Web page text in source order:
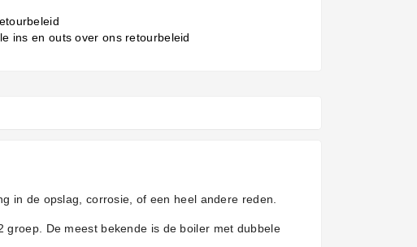
ins en outs over ons retourbeleid
in de opslag, corrosie, of een heel andere reden.
De meest bekende is de boiler met dubbele